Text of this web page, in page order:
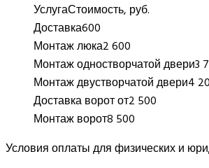
УслугаСтоимость, руб.
Доставка600
Монтаж люка2 600
Монтаж одностворчатой двери3
Монтаж двустворчатой двери4
Доставка ворот от2 500
Монтаж ворот8 500
Условия оплаты для физических и